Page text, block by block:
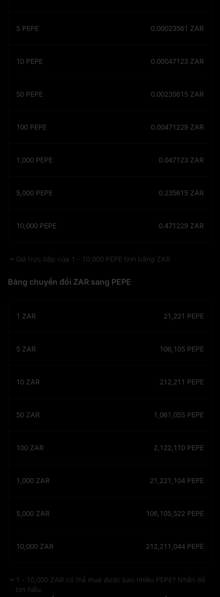
Bảng chuyển đổi ZAR sang PEPE
5 PEPE 0.00023561 ZAR
10 PEPE 0.00047123 ZAR
50 PEPE 0.00235615 ZAR
100 PEPE 0.00471229 ZAR
1,000 PEPE 0.047123 ZAR
5,000 PEPE 0.235615 ZAR
10,000 PEPE 0.471229 ZAR
1 ZAR 21,221 PEPE
5 ZAR 106,105 PEPE
10 ZAR 212,211 PEPE
50 ZAR 1,061,055 PEPE
100 ZAR 2,122,110 PEPE
1,000 ZAR 21,221,104 PEPE
5,000 ZAR 106,105,522 PEPE
10,000 ZAR 212,211,044 PEPE
Giá trực tiếp của 1 - 10,000 PEPE tính bằng ZAR
1 - 10,000 ZAR có thể mua được bao nhiêu PEPE? Nhấn để
tìm hiểu.